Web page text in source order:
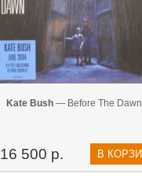
Kate Bush— Before The
16 500 р. В